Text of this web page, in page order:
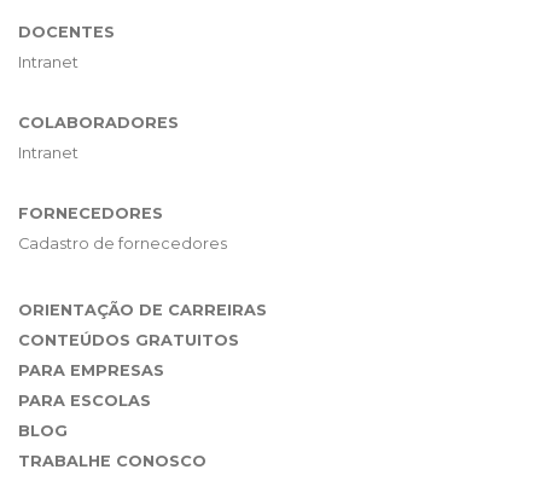
DOCENTES
Intranet
COLABORADORES
Intranet
FORNECEDORES
Cadastro de fornecedores
ORIENTAÇÃO DE CARREIRAS
CONTEÚDOS GRATUITOS
PARA EMPRESAS
PARA ESCOLAS
BLOG
TRABALHE CONOSCO